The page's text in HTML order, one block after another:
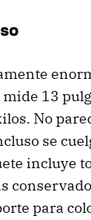
13
No
se
incluye
para